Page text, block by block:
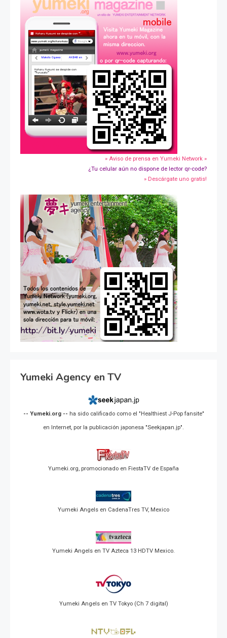
» Aviso de prensa en Yumeki Network »
¿Tu celular aún no dispone de lector qr-code?
» Descárgate uno gratis!
Yumeki Agency en TV
-- Yumeki.org -- ha sido calificado como el "Healthiest J-Pop fansite"
en Internet, por la publicación japonesa "Seekjapan.jp".
Yumeki.org, promocionado en FiestaTV de España
Yumeki Angels en CadenaTres TV, Mexico
Yumeki Angels en TV Azteca 13 HDTV Mexico.
Yumeki Angels en TV Tokyo (Ch 7 digital)